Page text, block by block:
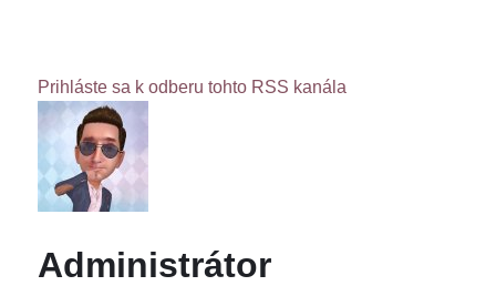
Prihláste sa k odberu tohto RSS kanála
Administrátor